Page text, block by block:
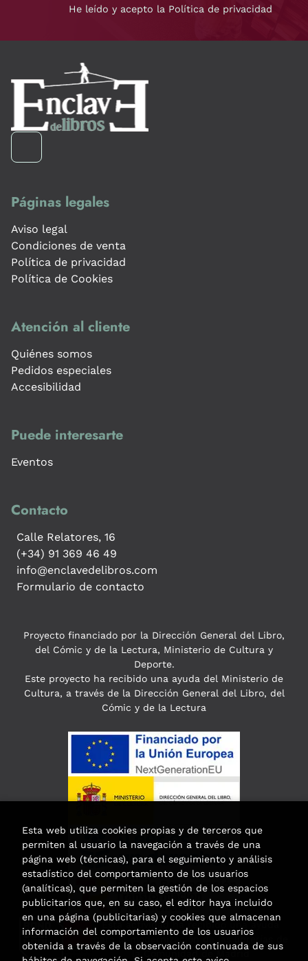
He leído y acepto la Política de privacidad
Páginas legales
Aviso legal
Condiciones de venta
Política de privacidad
Política de Cookies
Atención al cliente
Quiénes somos
Pedidos especiales
Accesibilidad
Puede interesarte
Eventos
Contacto
Calle Relatores, 16
(+34) 91 369 46 49
info@enclavedelibros.com
Formulario de contacto
Proyecto financiado por la Dirección General del Libro,
del Cómic y de la Lectura, Ministerio de Cultura y
Deporte.
Este proyecto ha recibido una ayuda del Ministerio de
Cultura, a través de la Dirección General del Libro, del
Cómic y de la Lectura
Esta actividad ha recibido una ayuda
para la modernización de las librerías de
la Comunidad de Madrid
Esta web utiliza cookies propias y de terceros que
permiten al usuario la navegación a través de una
página web (técnicas), para el seguimiento y análisis
estadístico del comportamiento de los usuarios
(analíticas), que permiten la gestión de los espacios
publicitarios que, en su caso, el editor haya incluido
en una página (publicitarias) y cookies que almacenan
información del comportamiento de los usuarios
obtenida a través de la observación continuada de sus